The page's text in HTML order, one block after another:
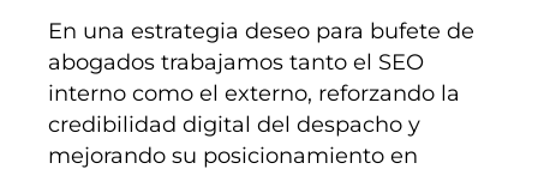
En una estrategia deseo para bufete de
abogados trabajamos tanto el SEO
interno como el externo, reforzando la
credibilidad digital del despacho y
mejorando su posicionamiento en